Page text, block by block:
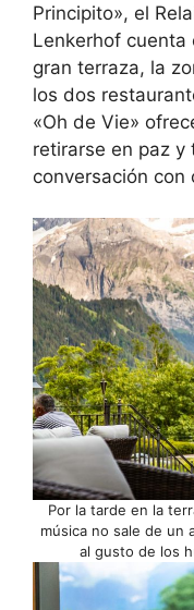
Principito», el
Lenkerhof cuenta
gran terraza, la
los dos
«Oh de Vie»
retirarse en paz
conversación con
Por la tarde en la
música no sale de un
al gusto de los